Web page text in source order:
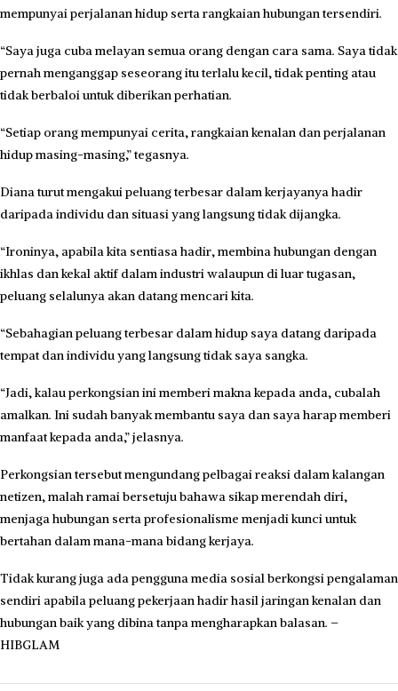
mempunyai perjalanan hidup serta rangkaian hubungan tersendiri.
“Saya juga cuba melayan semua orang dengan cara sama. Saya tidak
pernah menganggap seseorang itu terlalu kecil, tidak penting atau
tidak berbaloi untuk diberikan perhatian.
“Setiap orang mempunyai cerita, rangkaian kenalan dan perjalanan
hidup masing-masing,” tegasnya.
Diana turut mengakui peluang terbesar dalam kerjayanya hadir
daripada individu dan situasi yang langsung tidak dijangka.
“Ironinya, apabila kita sentiasa hadir, membina hubungan dengan
ikhlas dan kekal aktif dalam industri walaupun di luar tugasan,
peluang selalunya akan datang mencari kita.
“Sebahagian peluang terbesar dalam hidup saya datang daripada
tempat dan individu yang langsung tidak saya sangka.
“Jadi, kalau perkongsian ini memberi makna kepada anda, cubalah
amalkan. Ini sudah banyak membantu saya dan saya harap memberi
manfaat kepada anda,” jelasnya.
Perkongsian tersebut mengundang pelbagai reaksi dalam kalangan
netizen, malah ramai bersetuju bahawa sikap merendah diri,
menjaga hubungan serta profesionalisme menjadi kunci untuk
bertahan dalam mana-mana bidang kerjaya.
Tidak kurang juga ada pengguna media sosial berkongsi pengalaman
sendiri apabila peluang pekerjaan hadir hasil jaringan kenalan dan
hubungan baik yang dibina tanpa mengharapkan balasan. –
HIBGLAM